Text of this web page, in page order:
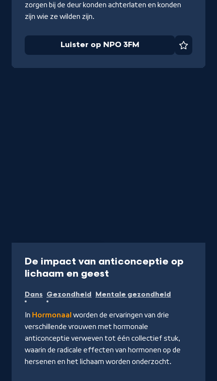
zorgen bij de deur konden achterlaten en konden
zijn wie ze wilden zijn.
Luister op NPO 3FM
De impact van anticonceptie op
lichaam en geest
op
NPO
Start
Dans Gezondheid Mentale gezondheid
In Hormonaal worden de ervaringen van drie
verschillende vrouwen met hormonale
anticonceptie verweven tot één collectief stuk,
waarin de radicale effecten van hormonen op de
hersenen en het lichaam worden onderzocht.